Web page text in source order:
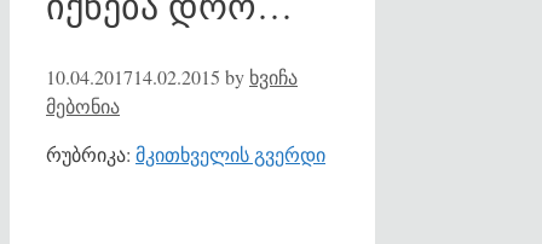
10.04.201714.02.2015 by ხვიჩა
მებონია
რუბრიკა: მკითხველის გვერდი